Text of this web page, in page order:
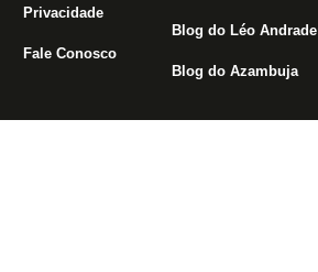
Privacidade
Fale Conosco
Blog do Léo Andrade
Blog do Azambuja